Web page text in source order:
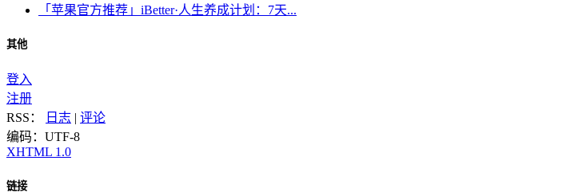
「苹果官方推荐」iBetter·人生养成计划：7天...
其他
登入
注册
RSS：
日志 | 评论
编码：UTF-8
XHTML 1.0
链接